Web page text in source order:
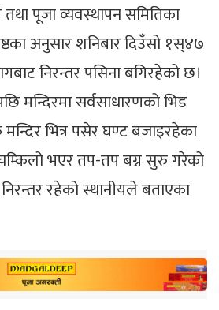
तथा पूजा व्यवस्थापन समितिका
अनुसार शनिबार दिउँसो १स्४७
निरन्तर पसिना बगिरहेको छ।
मन्दिरमा सर्वसाधारणको भिड
भित्र पसेर घण्ट बजाइरहेका
भएर तप-तप बग्न सुरु गरेको
रहेको स्थानीयले बताएका